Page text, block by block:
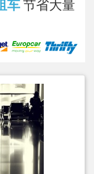
车 节省大量